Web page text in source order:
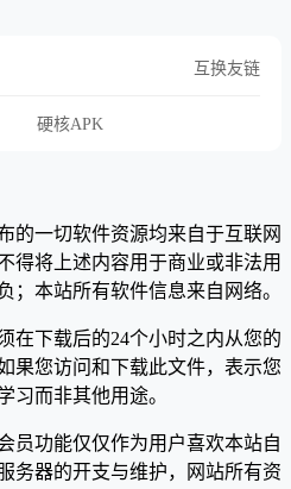
互换友链
硬核APK
的一切软件资源均来自于互联网
得将上述内容用于商业或非法用
；本站所有软件信息来自网络。
在下载后的24个小时之内从您的
果您访问和下载此文件，表示您
习而非其他用途。
员功能仅仅作为用户喜欢本站自
务器的开支与维护，网站所有资